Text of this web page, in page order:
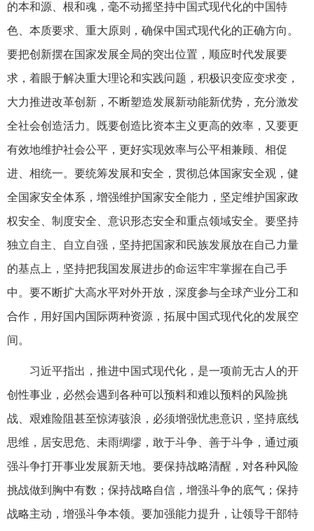
的本和源、根和魂，毫不动摇坚持中国式现代化的中国特
色、本质要求、重大原则，确保中国式现代化的正确方向。
要把创新摆在国家发展全局的突出位置，顺应时代发展要
求，着眼于解决重大理论和实践问题，积极识变应变求变，
大力推进改革创新，不断塑造发展新动能新优势，充分激发
全社会创造活力。既要创造比资本主义更高的效率，又要更
有效地维护社会公平，更好实现效率与公平相兼顾、相促
进、相统一。要统筹发展和安全，贯彻总体国家安全观，健
全国家安全体系，增强维护国家安全能力，坚定维护国家政
权安全、制度安全、意识形态安全和重点领域安全。要坚持
独立自主、自立自强，坚持把国家和民族发展放在自己力量
的基点上，坚持把我国发展进步的命运牢牢掌握在自己手
中。要不断扩大高水平对外开放，深度参与全球产业分工和
合作，用好国内国际两种资源，拓展中国式现代化的发展空
间。
习近平指出，推进中国式现代化，是一项前无古人的开
创性事业，必然会遇到各种可以预料和难以预料的风险挑
战、艰难险阻甚至惊涛骇浪，必须增强忧患意识，坚持底线
思维，居安思危、未雨绸缪，敢于斗争、善于斗争，通过顽
强斗争打开事业发展新天地。要保持战略清醒，对各种风险
挑战做到胸中有数；保持战略自信，增强斗争的底气；保持
战略主动，增强斗争本领。要加强能力提升，让领导干部特